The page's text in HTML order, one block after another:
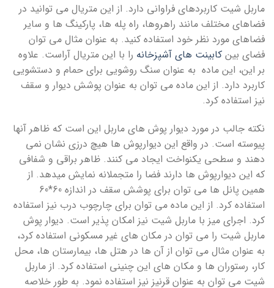
ماربل شیت کاربردهای فراوانی دارد. از این متریال می توانید در
فضاهای مختلف مانند راهروها، راه پله ها، پارکینگ ها و سایر
فضاهای مورد نظر خود استفاده کنید. به عنوان مثال می توان
فضای بین کابینت های آشپزخانه را با این متریال آراست. علاوه
بر این، این ماده به عنوان سنگ روشویی برای حمام و دستشویی
کاربرد دارد. از این ماده می توان به عنوان پوشش دیوار و سقف
نیز استفاده کرد.
نکته جالب در مورد دیوار پوش های ماربل این است که ظاهر آنها
پیوسته است. در واقع این دیوارپوش ها هیچ درزی نشان نمی
دهند و سطحی یکنواخت ایجاد می کنند. ظاهر براقی و شفافی
که این دیوارپوش ها دارند فضا را متجملانه نمایش میدهد. از
همین پانل ها می توان برای پوشش سقف در اندازه 60*60
استفاده کرد. از این ماده می توان برای چارچوب درب نیز استفاده
کرد. اجرای میز با ماربل شیت نیز امکان پذیر است. دیوار پوش
ماربل شیت را می توان در مکان های غیر مسکونی استفاده کرد،
به عنوان مثال می توان از آن ها در هتل ها، بیمارستان ها، محل
کار، رستوران ها و مکان های این چنینی استفاده کرد. از ماربل
شیت می توان به عنوان قرنیز نیز استفاده نمود. به طور خلاصه